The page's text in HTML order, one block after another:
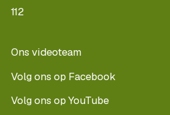
112
Ons videoteam
Volg ons op Facebook
Volg ons op YouTube